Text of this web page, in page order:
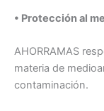
• Protección al
AHORRAMAS
materia de
contaminación.